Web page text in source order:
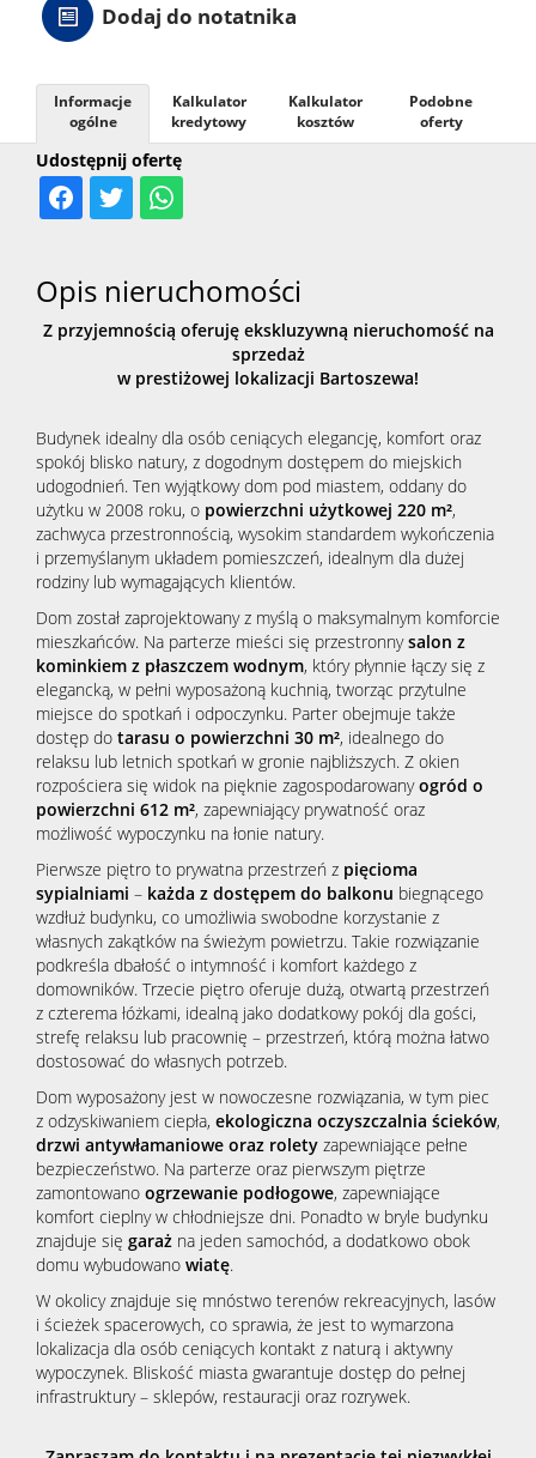
Dodaj do notatnika
Udostępnij ofertę
Informacje
ogólne
Kalkulator
kredytowy
Kalkulator
kosztów
Podobne
oferty
Opis nieruchomości
Z przyjemnością oferuję ekskluzywną nieruchomość na
sprzedaż
w prestiżowej lokalizacji Bartoszewa!
Budynek idealny dla osób ceniących elegancję, komfort oraz
spokój blisko natury, z dogodnym dostępem do miejskich
udogodnień. Ten wyjątkowy dom pod miastem, oddany do
użytku w 2008 roku, o powierzchni użytkowej 220 m²,
zachwyca przestronnością, wysokim standardem wykończenia
i przemyślanym układem pomieszczeń, idealnym dla dużej
rodziny lub wymagających klientów.
Dom został zaprojektowany z myślą o maksymalnym komforcie
mieszkańców. Na parterze mieści się przestronnysalon z
kominkiem z płaszczem wodnym, który płynnie łączy się z
elegancką, w pełni wyposażoną kuchnią, tworząc przytulne
miejsce do spotkań i odpoczynku. Parter obejmuje także
dostęp do tarasu o powierzchni 30 m², idealnego do
relaksu lub letnich spotkań w gronie najbliższych. Z okien
rozpościera się widok na pięknie zagospodarowanyogród o
powierzchni 612 m², zapewniający prywatność oraz
możliwość wypoczynku na łonie natury.
Pierwsze piętro to prywatna przestrzeń z pięcioma
sypialniami – każda z dostępem do balkonu biegnącego
wzdłuż budynku, co umożliwia swobodne korzystanie z
własnych zakątków na świeżym powietrzu. Takie rozwiązanie
podkreśla dbałość o intymność i komfort każdego z
domowników. Trzecie piętro oferuje dużą, otwartą przestrzeń
z czterema łóżkami, idealną jako dodatkowy pokój dla gości,
strefę relaksu lub pracownię – przestrzeń, którą można łatwo
dostosować do własnych potrzeb.
Dom wyposażony jest w nowoczesne rozwiązania, w tym piec
z odzyskiwaniem ciepła, ekologiczna oczyszczalnia ścieków,
drzwi antywłamaniowe oraz rolety zapewniające pełne
bezpieczeństwo. Na parterze oraz pierwszym piętrze
zamontowano ogrzewanie podłogowe, zapewniające
komfort cieplny w chłodniejsze dni. Ponadto w bryle budynku
znajduje się garaż na jeden samochód, a dodatkowo obok
domu wybudowano wiatę.
W okolicy znajduje się mnóstwo terenów rekreacyjnych, lasów
i ścieżek spacerowych, co sprawia, że jest to wymarzona
lokalizacja dla osób ceniących kontakt z naturą i aktywny
wypoczynek. Bliskość miasta gwarantuje dostęp do pełnej
infrastruktury – sklepów, restauracji oraz rozrywek.